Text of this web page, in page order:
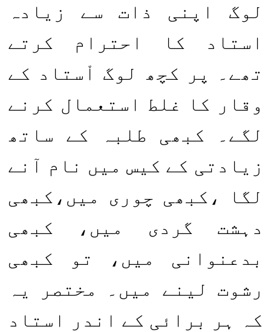
لوگ اپنی ذات سے زیادہ
استاد کا احترام کرتے
تھے۔ پر کچھ لوگ اْستاد کے
وقار کا غلط استعمال کرنے
لگے۔ کبھی طلبہ کے ساتھ
زیادتی کے کیس میں نام آنے
لگا ،کبھی چوری میں،کبھی
دہشت گردی میں، کبھی
بدعنوانی میں، تو کبھی
رشوت لینے میں۔ مختصر یہ
کہ ہر برائی کے اندر استاد